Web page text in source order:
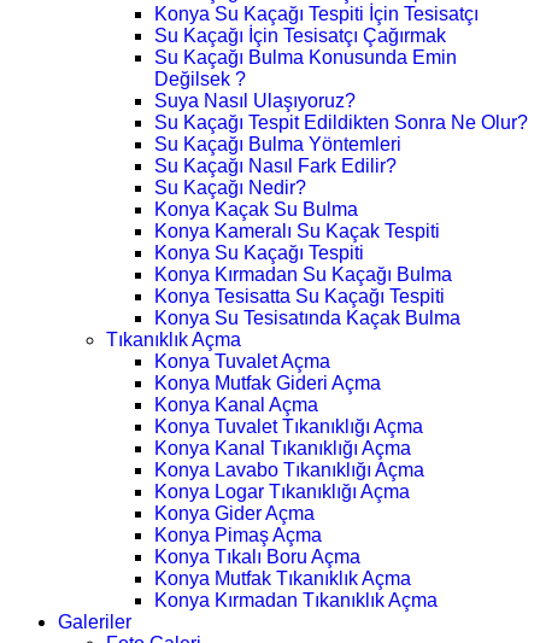
Konya Su Kaçağı Tespiti İçin Tesisatçı
Su Kaçağı İçin Tesisatçı Çağırmak
Su Kaçağı Bulma Konusunda Emin
Değilsek ?
Suya Nasıl Ulaşıyoruz?
Su Kaçağı Tespit Edildikten Sonra Ne Olur?
Su Kaçağı Bulma Yöntemleri
Su Kaçağı Nasıl Fark Edilir?
Su Kaçağı Nedir?
Konya Kaçak Su Bulma
Konya Kameralı Su Kaçak Tespiti
Konya Su Kaçağı Tespiti
Konya Kırmadan Su Kaçağı Bulma
Konya Tesisatta Su Kaçağı Tespiti
Konya Su Tesisatında Kaçak Bulma
Tıkanıklık Açma
Konya Tuvalet Açma
Konya Mutfak Gideri Açma
Konya Kanal Açma
Konya Tuvalet Tıkanıklığı Açma
Konya Kanal Tıkanıklığı Açma
Konya Lavabo Tıkanıklığı Açma
Konya Logar Tıkanıklığı Açma
Konya Gider Açma
Konya Pimaş Açma
Konya Tıkalı Boru Açma
Konya Mutfak Tıkanıklık Açma
Konya Kırmadan Tıkanıklık Açma
Galeriler